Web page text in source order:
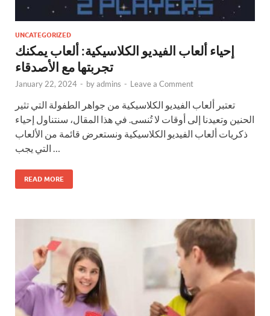
UNCATEGORIZED
إحياء ألعاب الفيديو الكلاسيكية: ألعاب يمكنك
تجربتها مع الأصدقاء
January 22, 2024 - byadmins - Leave a Comment
تعتبر ألعاب الفيديو الكلاسيكية من جواهر الطفولة التي تثير
الحنين وتعيدنا إلى أوقات لا تُنسى. في هذا المقال، سنتناول إحياء
ذكريات ألعاب الفيديو الكلاسيكية ونستعرض قائمة من الألعاب
READ MORE